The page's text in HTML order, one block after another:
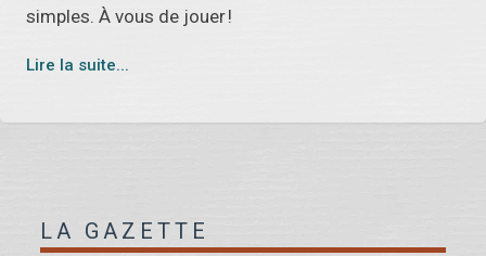
simples. À vous de jouer !
Lire la suite...
LA GAZETTE